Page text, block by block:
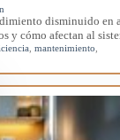
disminuido en
y cómo afectan al
,mantenimiento